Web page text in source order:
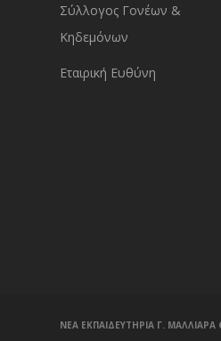
Σύλλογος Γονέων &
Κηδεμόνων
Εταιρική Ευθύνη
ΝΕΑ ΕΚΠΑΙΔΕΥΤΗΡΙΑ Γ. ΜΑΛΛΙΑΡΑ